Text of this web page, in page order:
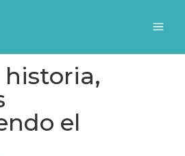
historia,
el